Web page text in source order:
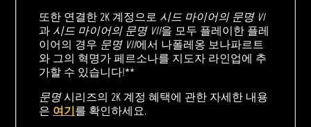
또한 연결한 2K 계정으로 시드 마이어의 문명 VI
과 시드 마이어의 문명 VII을 모두 플레이한 플레
이어의 경우 문명 VII에서 나폴레옹 보나파르트
와 그의 혁명가 페르소나를 지도자 라인업에 추
가할 수 있습니다!**
문명시리즈의 2K 계정 혜택에 관한 자세한 내용
은 여기를 확인하세요.